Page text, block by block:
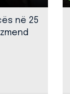
në 25